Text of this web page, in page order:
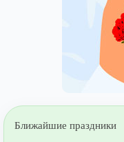
Ближайшие праздники